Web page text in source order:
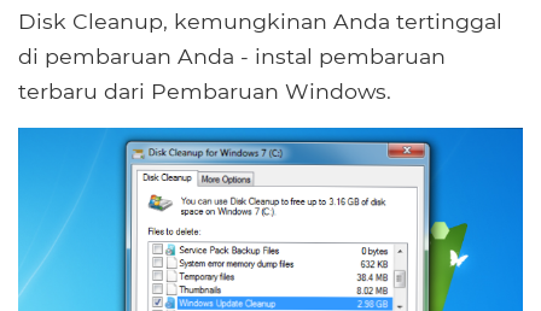
Disk Cleanup, kemungkinan Anda tertinggal
di pembaruan Anda - instal pembaruan
terbaru dari Pembaruan Windows.